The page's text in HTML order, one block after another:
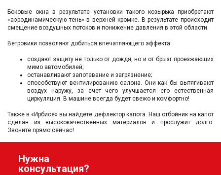
Боковые окна в результате установки такого козырька приобретают
«аэродинамическую тень» в верхней кромке. В результате происходит
смещение воздушных потоков и понижение давления в этой области.
Ветровики позволяют добиться впечатляющего эффекта:
создают защиту не только от дождя, но и от брызг проезжающих
мимо автомобилей;
останавливают запотевание и загрязнение;
способствуют вентилированию салона. Они как бы вытягивают
воздух наружу, за счет чего улучшается его естественная
циркуляция. В машине всегда будет свежо и комфортно!
Также в «Ирбисе» вы найдете дефлектор капота. Наш отбойник на капот
сделан из высококачественных материалов и прослужит долго.
Звоните прямо сейчас!
Нужна
консультация?